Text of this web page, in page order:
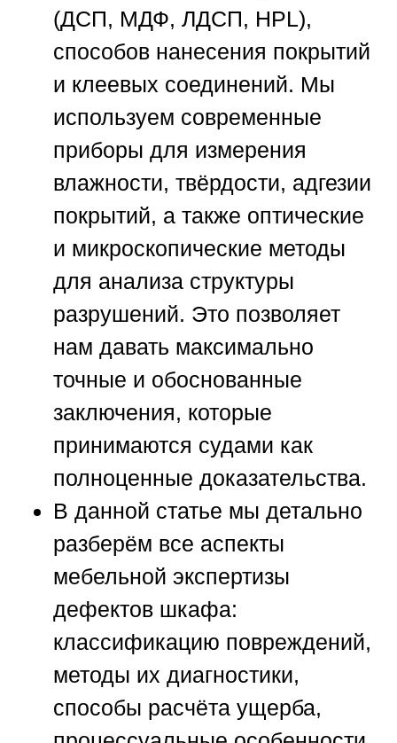
(ДСП, МДФ, ЛДСП, HPL),
способов нанесения покрытий
и клеевых соединений. Мы
используем современные
приборы для измерения
влажности, твёрдости, адгезии
покрытий, а также оптические
и микроскопические методы
для анализа структуры
разрушений. Это позволяет
нам давать максимально
точные и обоснованные
заключения, которые
принимаются судами как
полноценные доказательства.
В данной статье мы детально
разберём все аспекты
мебельной экспертизы
дефектов шкафа:
классификацию повреждений,
методы их диагностики,
способы расчёта ущерба,